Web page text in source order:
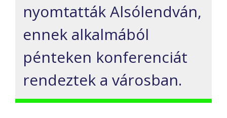
nyomtatták Alsólendván,
ennek alkalmából
pénteken konferenciát
rendeztek a városban.